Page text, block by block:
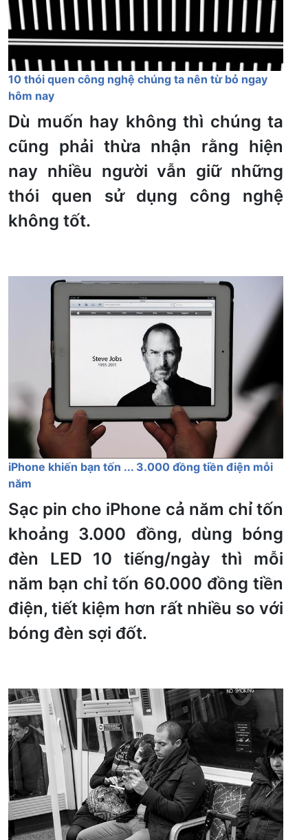
10 thói quen công nghệ chúng ta nên từ bỏ ngay
hôm nay
Dù muốn hay không thì chúng ta
cũng phải thừa nhận rằng hiện
nay nhiều người vẫn giữ những
thói quen sử dụng công nghệ
không tốt.
iPhone khiến bạn tốn ... 3.000 đồng tiền điện mỗi
năm
Sạc pin cho iPhone cả năm chỉ tốn
khoảng 3.000 đồng, dùng bóng
đèn LED 10 tiếng/ngày thì mỗi
năm bạn chỉ tốn 60.000 đồng tiền
điện, tiết kiệm hơn rất nhiều so với
bóng đèn sợi đốt.